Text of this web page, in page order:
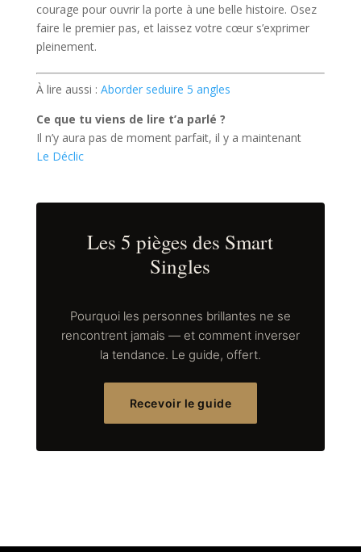
courage pour ouvrir la porte à une belle histoire. Osez
faire le premier pas, et laissez votre cœur s’exprimer
pleinement.
À lire aussi : Aborder seduire 5 angles
Ce que tu viens de lire t’a parlé ?
Il n’y aura pas de moment parfait, il y a maintenant
Le Déclic
Les 5 pièges des Smart
Singles
Pourquoi les personnes brillantes ne se
rencontrent jamais — et comment inverser
la tendance. Le guide, offert.
Recevoir le guide